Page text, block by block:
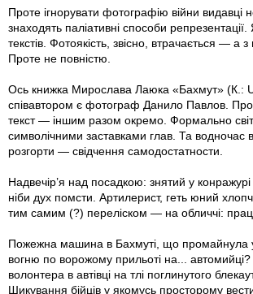
Проте ігнорувати фотографію війни видавці
знаходять паліативні способи
текстів. Фотоякість, звісно, втрачається — а з
Проте не повністю.
Ось книжка Мирослава Лаюка «Бахмут» (К.:
співавтором є фотограф Данило Павлов.
текст — іншим разом окремо. Формально
символічними заставками глав. Та водночас
розгорти — свідчення самодостатности.
Надвечір’я над посадкою: знятий у
ніби дух помсти. Артилерист, геть юний
тим самим (?) переліском — на обличчі:
Пожежна машина в Бахмуті, що промайнула у
вогню по ворожому прильоті на... автомийці?
волонтера в автівці на тлі поглинутого
Шикування бійців у якомусь просторому